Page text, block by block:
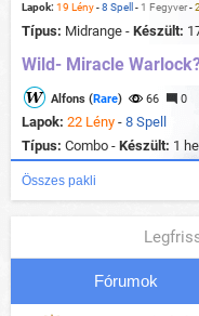
Lapok: 19 Lény-8 Spell - 1 Fegyver-
Típus: Midrange - Készült:
Wild- Miracle
Alfons (Rare) 66 0
Lapok: 22 Lény - 8 Spell
Típus: Combo - Készült: 1
Összes pakli
Fórumok